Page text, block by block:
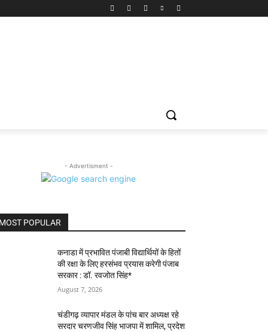
- Advertisment -
MOST POPULAR
कनाडा में प्रभावित पंजाबी विद्यार्थियों के हितों
की रक्षा के लिए हरसंभव प्रयास करेगी पंजाब
सरकार : डॉ. रवजोत सिंह*
August 7, 2026
चंडीगढ़ व्यापार मंडल के पांच बार अध्यक्ष रहे
सरदार चरणजीव सिंह भाजपा में शामिल, प्रदेश